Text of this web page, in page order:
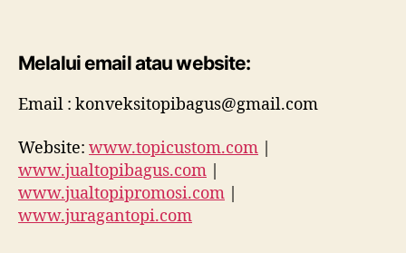
Melalui email atau website:
Email : konveksitopibagus@gmail.com
Website: www.topicustom.com |
www.jualtopibagus.com |
www.jualtopipromosi.com |
www.juragantopi.com